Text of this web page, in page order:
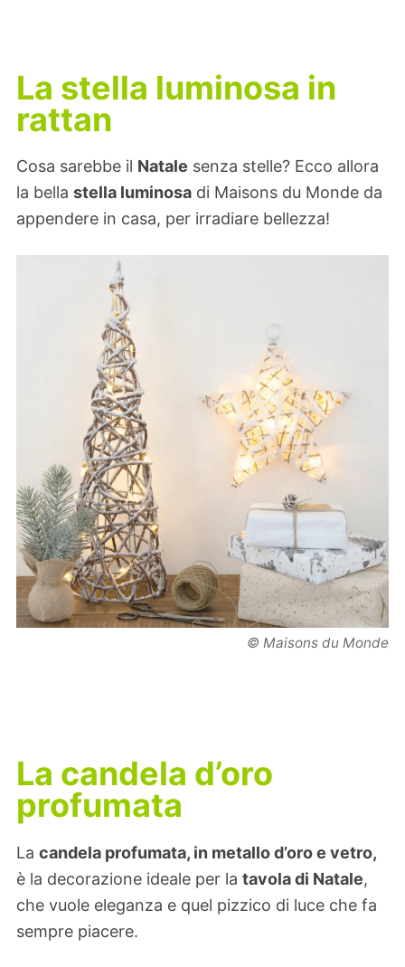
La stella luminosa in
rattan
Cosa sarebbe il Natale senza stelle? Ecco allora
la bella stella luminosa di Maisons du Monde da
appendere in casa, per irradiare bellezza!
© Maisons du Monde
La candela d’oro
profumata
La candela profumata, in metallo d’oro e vetro,
è la decorazione ideale per la tavola di Natale,
che vuole eleganza e quel pizzico di luce che fa
sempre piacere.